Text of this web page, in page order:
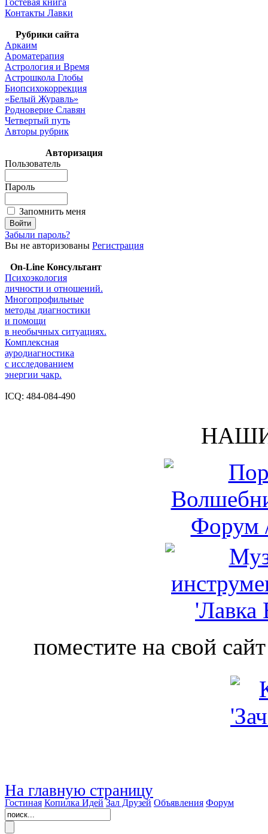
Гостевая книга
Контакты Лавки
Рубрики сайта
Аркаим
Ароматерапия
Астрология и Время
Астрошкола Глобы
Биопсихокоррекция
«Белый Журавль»
Родноверие Славян
Четвертый путь
Авторы рубрик
Авторизация
Пользователь
Пароль
Запомнить меня
Забыли пароль?
Вы не авторизованы Регистрация
On-Line Консультант
Психоэкология
личности и отношений.
Многопрофильные
методы диагностики
и помощи
в необычных ситуациях.
Комплексная
ауродиагностика
с исследованием
энергии чакр.
ICQ: 484-084-490
поместите на свой
На главную страницу
Гостиная Копилка Идей Зал Друзей Объявления Форум